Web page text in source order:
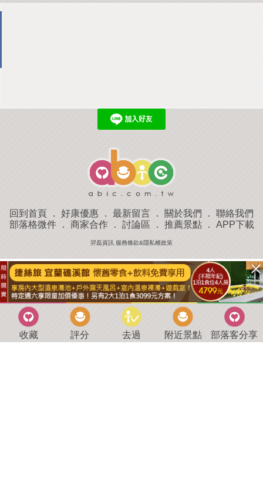
回到首頁 ． 好康優惠 ． 最新留言 ． 關於我們 ． 聯絡我們
部落格微件． 商家合作． 討論區 ． 推薦景點． APP下載
羿磊資訊 服務條款&隱私權政策
收藏 評分 去過 附近景點 部落客分享